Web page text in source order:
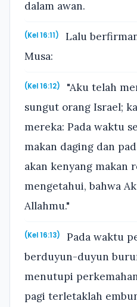
dalam awan.
(Kel 16:11)
Lalu
Musa:
(Kel 16:12)
"Aku telah
sungut orang Israel;
mereka: Pada waktu
makan daging dan
akan kenyang makan
mengetahui, bahwa
Allahmu."
(Kel 16:13)
Pada waktu
berduyun-duyun
menutupi
pagi terletaklah